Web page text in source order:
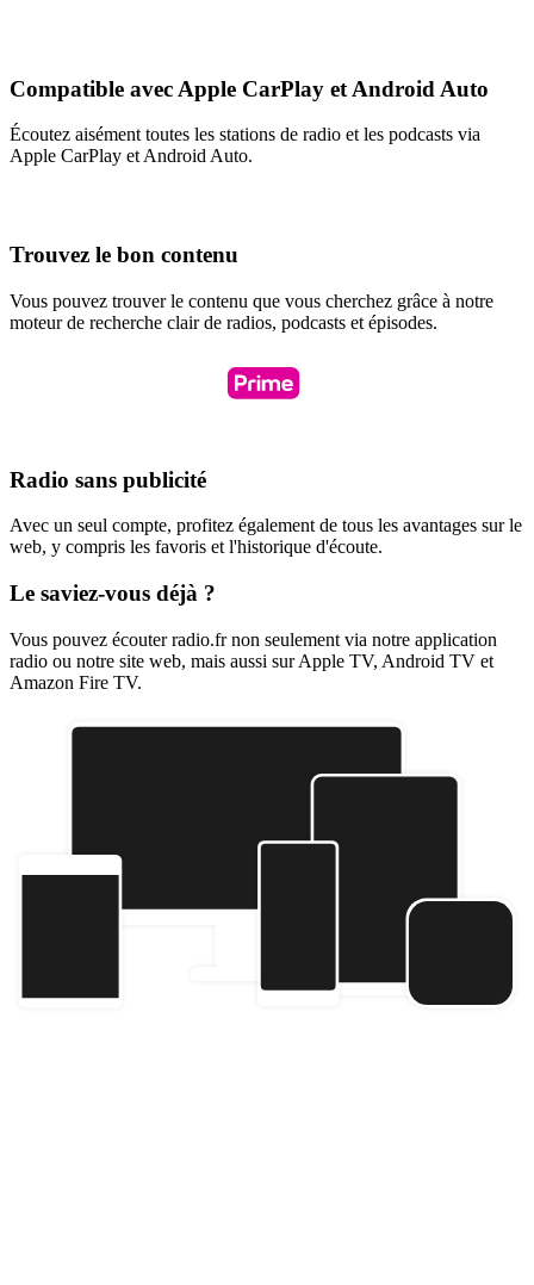
Compatible avec Apple CarPlay et Android Auto
Écoutez aisément toutes les stations de radio et les podcasts via
Apple CarPlay et Android Auto.
Trouvez le bon contenu
Vous pouvez trouver le contenu que vous cherchez grâce à notre
moteur de recherche clair de radios, podcasts et épisodes.
Radio sans publicité
Avec un seul compte, profitez également de tous les avantages sur le
web, y compris les favoris et l'historique d'écoute.
Le saviez-vous déjà ?
Vous pouvez écouter radio.fr non seulement via notre application
radio ou notre site web, mais aussi sur Apple TV, Android TV et
Amazon Fire TV.